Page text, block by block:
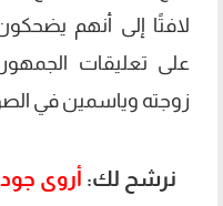
لافتًا إلى أنهم
على تعليقات
زوجته وياسمين في
نرشح لك: أروى